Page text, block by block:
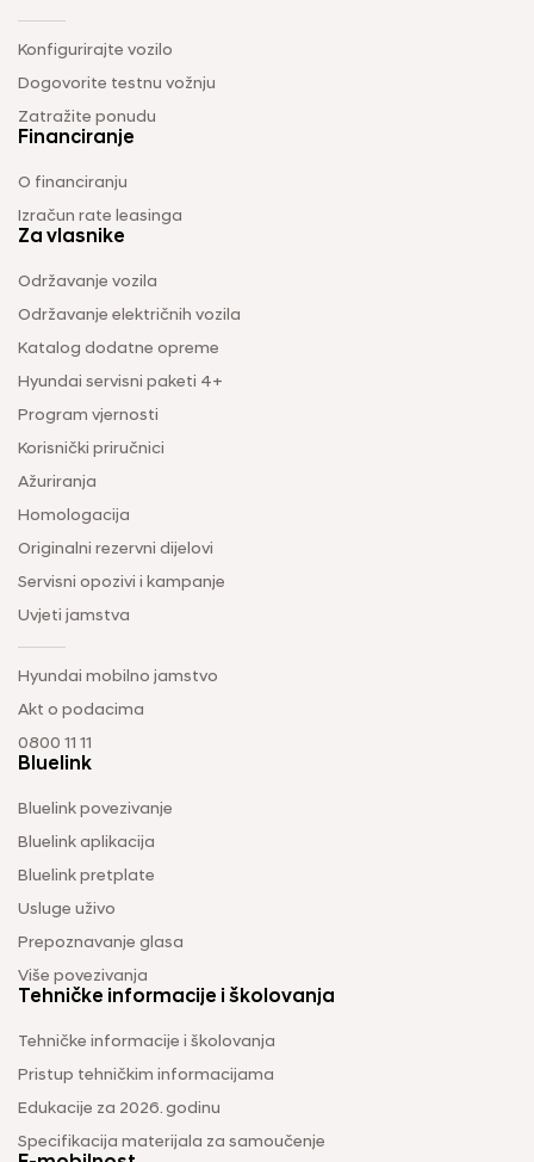
Konfigurirajte vozilo
Dogovorite testnu vožnju
Zatražite ponudu
Financiranje
O financiranju
Izračun rate leasinga
Za vlasnike
Održavanje vozila
Održavanje električnih vozila
Katalog dodatne opreme
Hyundai servisni paketi 4+
Program vjernosti
Korisnički priručnici
Ažuriranja
Homologacija
Originalni rezervni dijelovi
Servisni opozivi i kampanje
Uvjeti jamstva
Hyundai mobilno jamstvo
Akt o podacima
0800 11 11
Bluelink
Bluelink povezivanje
Bluelink aplikacija
Bluelink pretplate
Usluge uživo
Prepoznavanje glasa
Više povezivanja
Tehničke informacije i školovanja
Tehničke informacije i školovanja
Pristup tehničkim informacijama
Edukacije za 2026. godinu
Specifikacija materijala za samoučenje